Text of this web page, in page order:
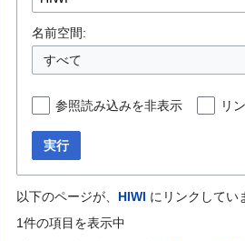
名前空間:
すべて
参照読み込みを非表示 リ
実行
以下のページが、 HIWI にリンクしてい
1件の項目を表示中